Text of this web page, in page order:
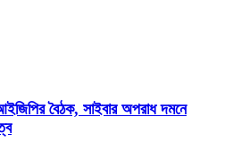
বৈঠক, সাইবার অপরাধ দমনে